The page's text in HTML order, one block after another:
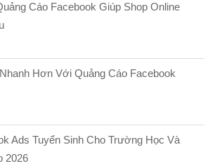
Cáo Facebook Giúp Shop Online
Hơn Với Quảng Cáo Facebook
Ads Tuyển Sinh Cho Trường Học Và
2026